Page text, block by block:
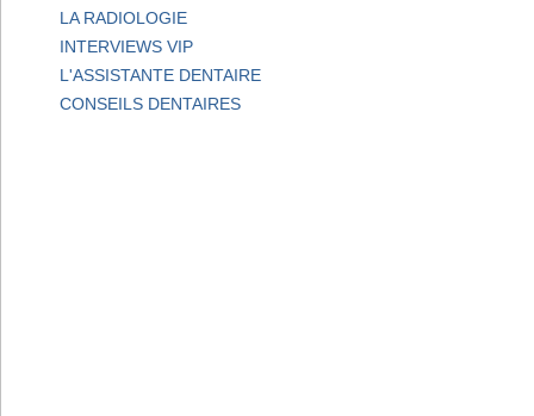
LA RADIOLOGIE
INTERVIEWS VIP
L'ASSISTANTE DENTAIRE
CONSEILS DENTAIRES